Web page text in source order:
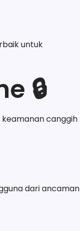
untuk
🔒
keamanan canggih
dari ancaman